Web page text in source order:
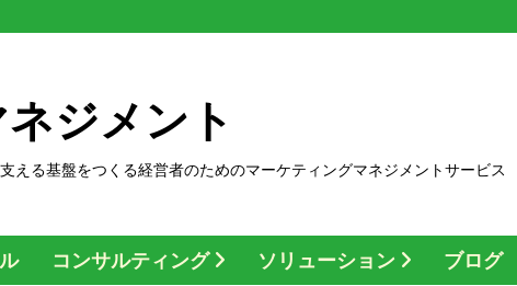
ジメント
える基盤をつくる経営者のためのマーケティングマネジメントサービス
コンサルティング ソリューション ブログ